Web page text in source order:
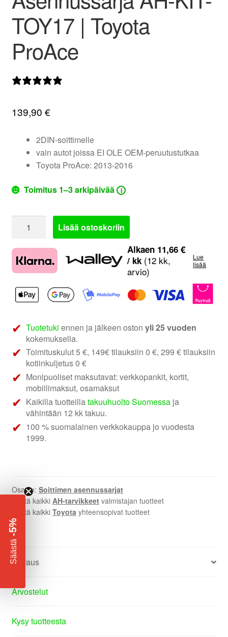
valikko
TOY17 | Toyota
ProAce
139,90 €
2DIN-soittimelle
vain autot joissa EI OLE OEM-peruutustutkaa
Toyota ProAce: 2013-2016
Toimitus 1–3 arkipäivää i
Asennussarja
AH-
KIT-
TOY17
Toyota
määrä
Lisää ostoskoriin
Alkaen 11,66 €
/ kk(12 kk,
arvio)
Lue
lisää
Tuotetuki ennen ja jälkeen ostonyli 25 vuoden
kokemuksella.
Toimituskulut 5 €, 149€ tilauksiin 0 €, 299 € tilauksiin
kotiinkuljetus 0 €
Monipuoliset maksutavat: verkkopankit, kortit,
mobiilimaksut, osamaksut
Kaikilla tuotteillatakuuhuolto Suomessa ja
vähintään 12 kk takuu.
100 % suomalainen verkkokauppa jo vuodesta
1999.
Osasto: Soittimen asennussarjat
Näytä kaikki AH-tarvikkeetvalmistajan tuotteet
Näytä kaikki Toyota yhteensopivat tuotteet
Kuvaus
Arvostelut
Kysy tuotteesta
Säästä
-5%